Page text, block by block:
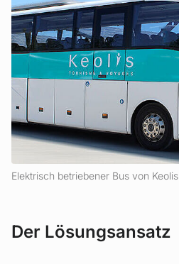
Elektrisch betriebener Bus von Keolis.
Der Lösungsansatz